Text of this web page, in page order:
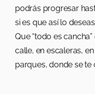
podrás progresar
si es que así lo
Que “todo es
calle, en escaleras,
parques, donde se te